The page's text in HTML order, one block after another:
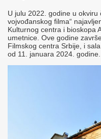
U julu 2022. godine u okviru
vojvođanskog filma“
Kulturnog centra i bioskopa
umetnice. Ove godine
Filmskog centra Srbije, i
od 11. januara 2024. godine.